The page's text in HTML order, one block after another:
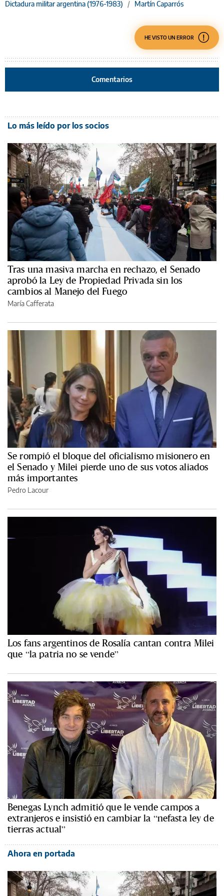
Dictadura militar argentina (1976-1983) / Martín Caparrós
HE VISTO UN ERROR
Comentarios
Lo más leído por los socios
Tras una masiva marcha en rechazo, el Senado
aprobó la Ley de Propiedad Privada sin los
cambios al Manejo del Fuego
María Cafferata
Se rompió el bloque del oficialismo misionero en
el Senado y Milei pierde uno de sus votos aliados
más importantes
Pedro Lacour
Los fans argentinos de Rosalía cantan contra Milei
que “la patria no se vende”
Benegas Lynch admitió que le vende campos a
extranjeros e insistió en cambiar la “nefasta ley de
tierras actual”
Ahora en portada